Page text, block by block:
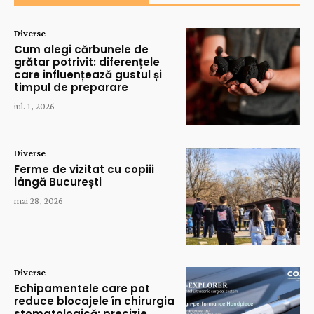
Diverse
Cum alegi cărbunele de
grătar potrivit: diferențele
care influențează gustul și
timpul de preparare
iul. 1, 2026
Diverse
Ferme de vizitat cu copiii
lângă București
mai 28, 2026
Diverse
Echipamentele care pot
reduce blocajele în chirurgia